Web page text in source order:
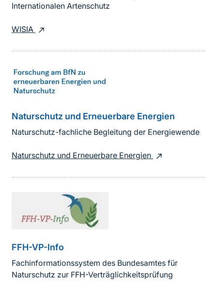
Internationalen Artenschutz
WISIA
Naturschutz und Erneuerbare Energien
Naturschutz-fachliche Begleitung der Energiewende
Naturschutz und Erneuerbare Energien
FFH-VP-Info
Fachinformationssystem des Bundesamtes für
Naturschutz zur FFH-Verträglichkeitsprüfung